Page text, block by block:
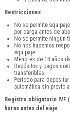
Restricciones
No se permite
por carga antes de
No se permite ningún
No nos hacemos
equipaje.
Menores de 18 años
Depósitos y pagos
transferibles.
Periodo para
automática sin previo
Registro obligatorio IVF
horas antes del viaje